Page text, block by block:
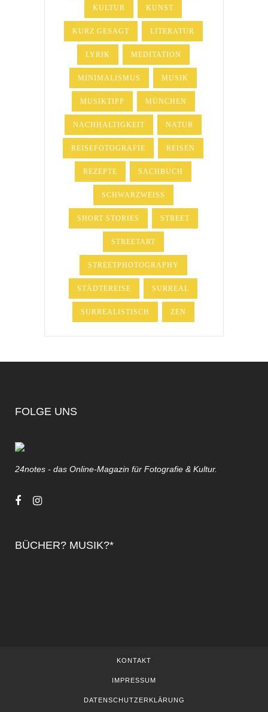
KULTUR KUNST
KURZ GESAGT LITERATUR
LYRIK MEDITATION
MINIMALISMUS MUSIK
MUSIKTIPP MÜNCHEN
NACHHALTIGKEIT NATUR
REISEFOTOGRAFIE REISEN
REZEPTE SACHBUCH
SCHWARZWEISS
SHORT STORIES STREET
STREETART
STREETPHOTOGRAPHY
STÄDTEREISE SURREAL
SURREALISTISCH ZEN
FOLGE UNS
24notes - das Online-Magazin für Fotografie & Kultur.
BÜCHER? MUSIK?*
KONTAKT
IMPRESSUM
DATENSCHUTZERKLÄRUNG